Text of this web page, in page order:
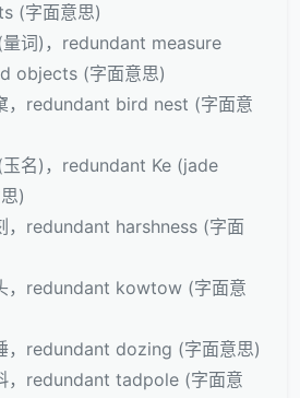
(字面意思)
词)，redundant measure
objects (字面意思)
，redundant bird nest (字面意
名)，redundant Ke (jade
)
，redundant harshness (字面
，redundant kowtow (字面意
，redundant dozing (字面意思)
，redundant tadpole (字面意